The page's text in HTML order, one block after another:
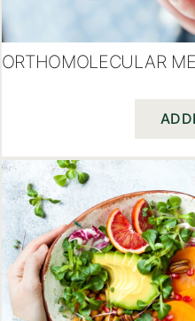
ORTHOMOLECULAR